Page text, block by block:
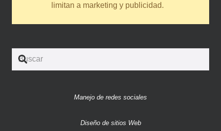
limitan a marketing y publicidad.
Manejo de redes sociales
Diseño de sitios Web